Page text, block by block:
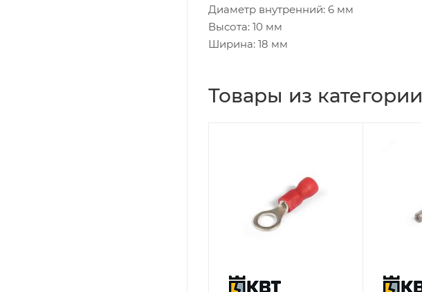
Диаметр внутренний: 6 мм
Высота: 10 мм
Ширина: 18 мм
Товары из категории